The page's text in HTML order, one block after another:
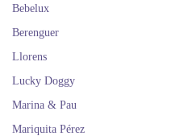
Bebelux
Berenguer
Llorens
Lucky Doggy
Marina & Pau
Mariquita Pérez